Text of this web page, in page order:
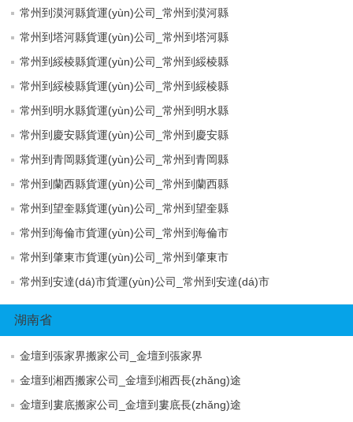
常州到漠河縣貨運(yùn)公司_常州到漠河縣
常州到塔河縣貨運(yùn)公司_常州到塔河縣
常州到綏棱縣貨運(yùn)公司_常州到綏棱縣
常州到綏棱縣貨運(yùn)公司_常州到綏棱縣
常州到明水縣貨運(yùn)公司_常州到明水縣
常州到慶安縣貨運(yùn)公司_常州到慶安縣
常州到青岡縣貨運(yùn)公司_常州到青岡縣
常州到蘭西縣貨運(yùn)公司_常州到蘭西縣
常州到望奎縣貨運(yùn)公司_常州到望奎縣
常州到海倫市貨運(yùn)公司_常州到海倫市
常州到肇東市貨運(yùn)公司_常州到肇東市
常州到安達(dá)市貨運(yùn)公司_常州到安達(dá)市
湖南省
金壇到張家界搬家公司_金壇到張家界
金壇到湘西搬家公司_金壇到湘西長(zhǎng)途
金壇到婁底搬家公司_金壇到婁底長(zhǎng)途